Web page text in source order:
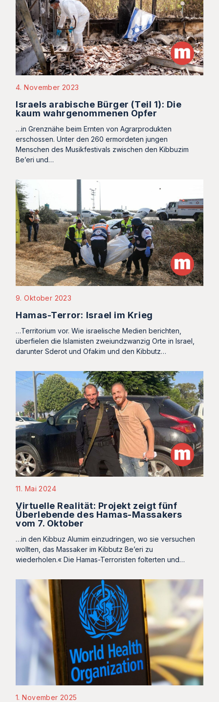
4. November 2023
Israels arabische Bürger (Teil 1): Die
kaum wahrgenommenen Opfer
…in Grenznähe beim Ernten von Agrarprodukten
erschossen. Unter den 260 ermordeten jungen
Menschen des Musikfestivals zwischen den Kibbuzim
Be’eri und…
9. Oktober 2023
Hamas-Terror: Israel im Krieg
…Territorium vor. Wie israelische Medien berichten,
überfielen die Islamisten zweiundzwanzig Orte in Israel,
darunter Sderot und Ofakim und den Kibbutz…
11. Mai 2024
Virtuelle Realität: Projekt zeigt fünf
Überlebende des Hamas-Massakers
vom 7. Oktober
…in den Kibbuz Alumim einzudringen, wo sie versuchen
wollten, das Massaker im Kibbutz Be’eri zu
wiederholen.« Die Hamas-Terroristen folterten und…
1. November 2025